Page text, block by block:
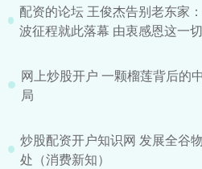
配资的论坛 王俊杰告别老东家
波征程就此落幕 由衷感恩这一切
网上炒股开户 一颗榴莲背后的
局
炒股配资开户知识网 发展全谷
处（消费新知）